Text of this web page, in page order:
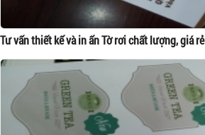
Tư vấn thiết kế và in ấn Tờ rơi chất lượng, giá rẻ